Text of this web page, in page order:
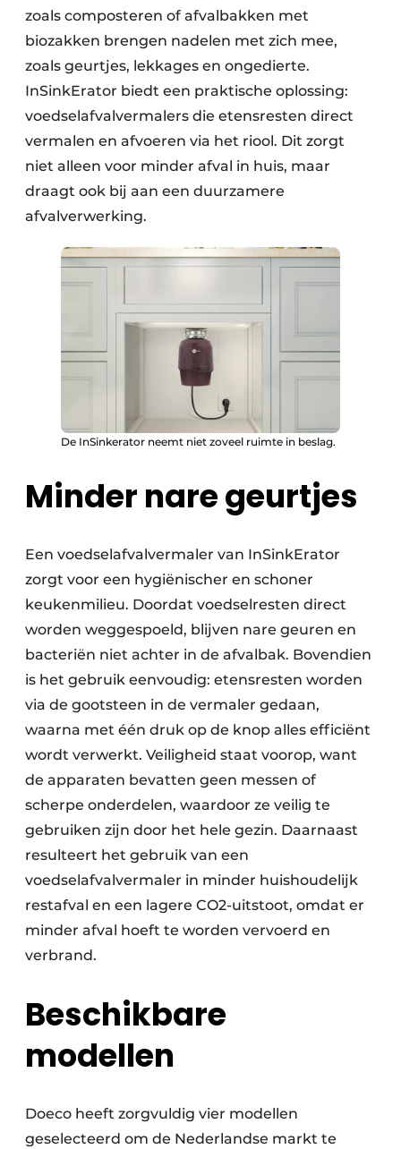
zoals composteren of afvalbakken met
biozakken brengen nadelen met zich mee,
zoals geurtjes, lekkages en ongedierte.
InSinkErator biedt een praktische oplossing:
voedselafvalvermalers die etensresten direct
vermalen en afvoeren via het riool. Dit zorgt
niet alleen voor minder afval in huis, maar
draagt ook bij aan een duurzamere
afvalverwerking.
De InSinkerator neemt niet zoveel ruimte in beslag.
Minder nare geurtjes
Een voedselafvalvermaler van InSinkErator
zorgt voor een hygiënischer en schoner
keuken­milieu. Doordat voedselresten direct
worden weggespoeld, blijven nare geuren en
bacteriën niet achter in de afvalbak. Bovendien
is het gebruik eenvoudig: etensresten worden
via de gootsteen in de vermaler gedaan,
waarna met één druk op de knop alles efficiënt
wordt verwerkt. Veiligheid staat voorop, want
de apparaten bevatten geen messen of
scherpe onderdelen, waardoor ze veilig te
gebruiken zijn door het hele gezin. Daarnaast
resulteert het gebruik van een
voedselafvalvermaler in minder huishoudelijk
restafval en een lagere CO2-uitstoot, omdat er
minder afval hoeft te worden vervoerd en
verbrand.
Beschikbare
modellen
Doeco heeft zorgvuldig vier modellen
geselecteerd om de Nederlandse markt te